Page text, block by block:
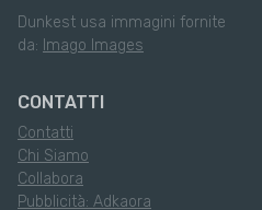
Dunkest usa immagini fornite
da: Imago Images
CONTATTI
Contatti
Chi Siamo
Collabora
Pubblicità: Adkaora